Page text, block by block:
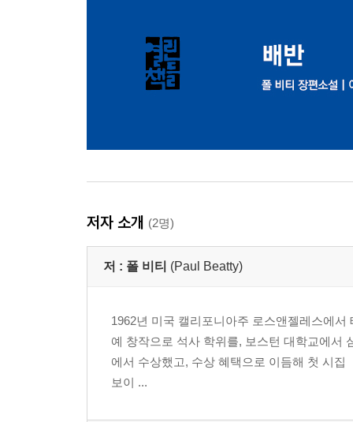
저자 소개 (2명)
저 : 폴 비티 (Paul Beatty)
1962년 미국 캘리포니아주 로스앤젤레스에
예 창작으로 석사 학위를, 보스턴 대학교에서
에서 수상했고, 수상 혜택으로 이듬해 첫 시집
보이 ...